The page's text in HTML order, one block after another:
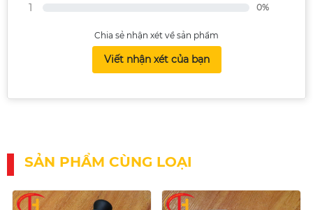
1 0%
Chia sẻ nhận xét về sản phẩm
Viết nhận xét của bạn
SẢN PHẨM CÙNG LOẠI